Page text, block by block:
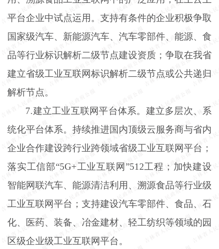
平台企业中试点运用。支持有条件的企业积极争取
国家级汽车、新能源汽车、汽车零部件、能源、食
品等行业标识解析二级节点建设资质；争取在我省
建立省级工业互联网标识解析二级节点或公共递归
解析节点。
7.建立工业互联网平台体系。建立多层次、系
统化平台体系。持续推进国内顶级云服务商与省内
企业合作建设跨行业跨领域省级工业互联网平台；
落实工信部“5G+工业互联网”512工程；加快建设
智能网联汽车、能源清洁利用、溯源食品等行业级
工业互联网平台；支持建设汽车零部件、食品、石
化、医药、装备、冶金建材、轻工纺织等领域的园
区级企业级工业互联网平台。